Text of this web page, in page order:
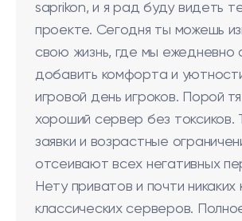
saprikon, и я рад буду видеть
проекте. Сегодня ты можешь
свою жизнь, где мы ежедневно
добавить комфорта и
игровой день игроков. Порой
хороший сервер без токсиков.
заявки и возрастные
отсеивают всех негативных
Нету приватов и почти
классических серверов.